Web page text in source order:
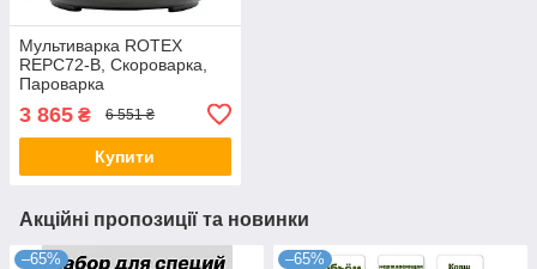
Мультиварка ROTEX
REPC72-B, Скороварка,
Пароварка
3 865 ₴ 6 551 ₴
Купити
Акційні пропозиції та новинки
–65% –65%